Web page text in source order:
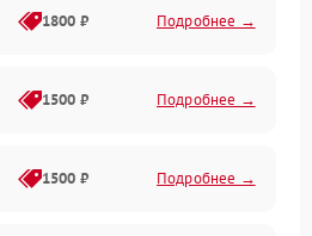
1800 ₽ Подробнее →
1500 ₽ Подробнее →
1500 ₽ Подробнее →